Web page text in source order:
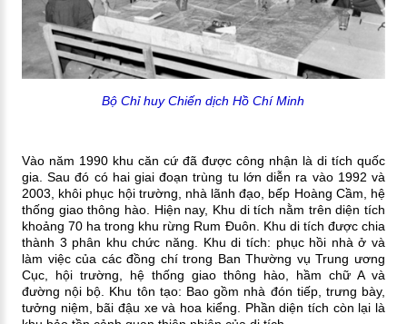
Bộ Chỉ huy Chiến dịch Hồ Chí Minh
Vào năm 1990 khu căn cứ đã được công nhận là di tích quốc
gia. Sau đó có hai giai đoạn trùng tu lớn diễn ra vào 1992 và
2003, khôi phục hội trường, nhà lãnh đạo, bếp Hoàng Cầm, hệ
thống giao thông hào.
Hiện nay, Khu di tích nằm trên diện tích
khoảng 70 ha trong khu rừng Rum Đuôn. Khu di tích được chia
thành 3 phân khu chức năng. Khu di tích: phục hồi nhà ở và
làm việc của các đồng chí trong Ban Thường vụ Trung ương
Cục, hội trường, hệ thống giao thông hào, hầm chữ A và
đường nội bộ. Khu tôn tạo: Bao gồm nhà đón tiếp, trưng bày,
tưởng niệm, bãi đậu xe và hoa kiểng. Phần diện tích còn lại là